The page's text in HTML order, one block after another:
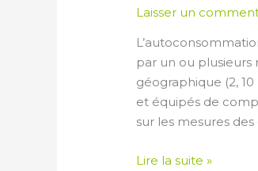
Laisser un
par un ou plusieurs
géographique (2,
et équipés de
sur les mesures
Lire la suite »